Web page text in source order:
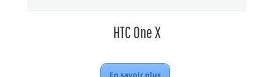
HTC One X